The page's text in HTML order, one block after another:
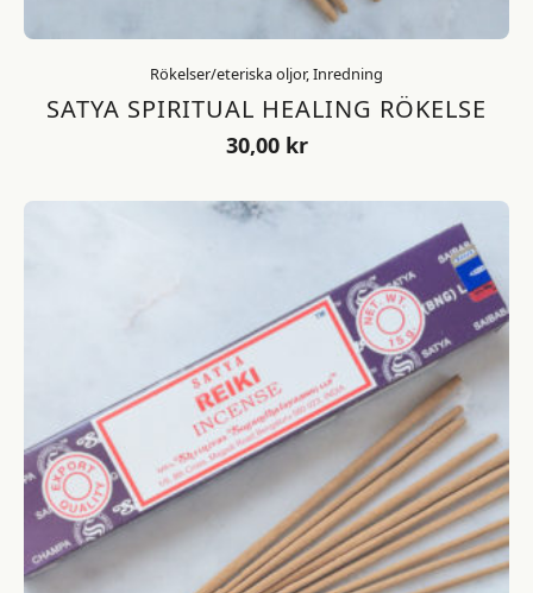
Rökelser/eteriska oljor, Inredning
SATYA SPIRITUAL HEALING RÖKELSE
30,00 kr